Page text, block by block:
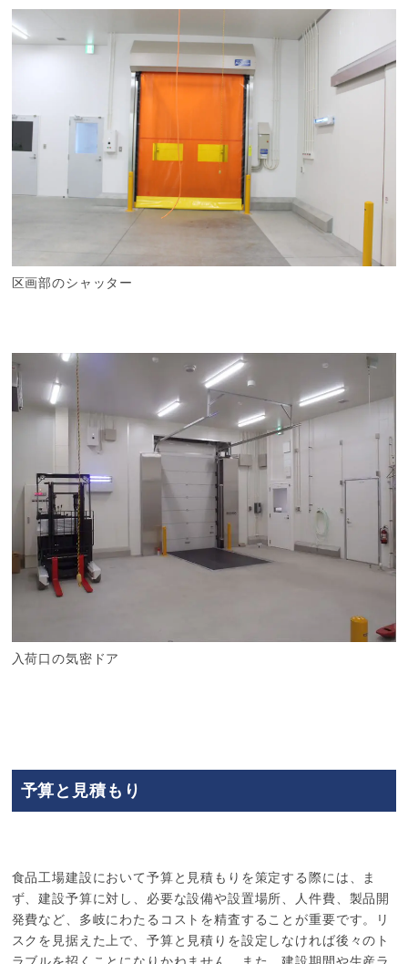
区画部のシャッター
入荷口の気密ドア
予算と見積もり
食品工場建設において予算と見積もりを策定する際には、ま
ず、建設予算に対し、必要な設備や設置場所、人件費、製品開
発費など、多岐にわたるコストを精査することが重要です。リ
スクを見据えた上で、予算と見積りを設定しなければ後々のト